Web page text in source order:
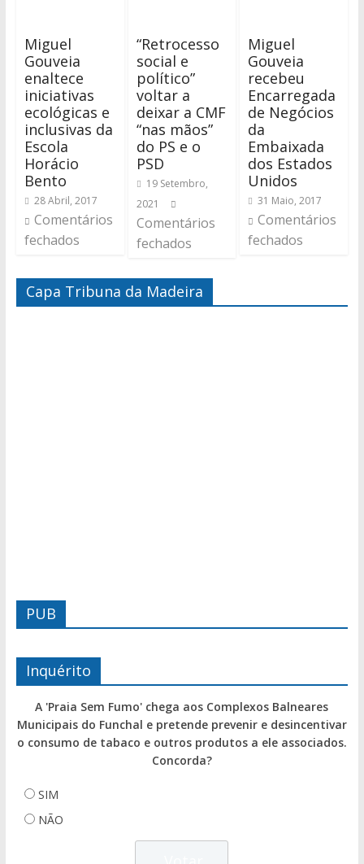
Miguel
Gouveia
enaltece
iniciativas
ecológicas e
inclusivas da
Escola
Horácio
Bento
28 Abril, 2017
Comentários
fechados
“Retrocesso
social e
político”
voltar a
deixar a CMF
“nas mãos”
do PS e o
PSD
19 Setembro,
2021
Comentários
fechados
Miguel
Gouveia
recebeu
Encarregada
de Negócios
da
Embaixada
dos Estados
Unidos
31 Maio, 2017
Comentários
fechados
Capa Tribuna da Madeira
PUB
Inquérito
A 'Praia Sem Fumo' chega aos Complexos Balneares
Municipais do Funchal e pretende prevenir e desincentivar
o consumo de tabaco e outros produtos a ele associados.
Concorda?
SIM
NÃO